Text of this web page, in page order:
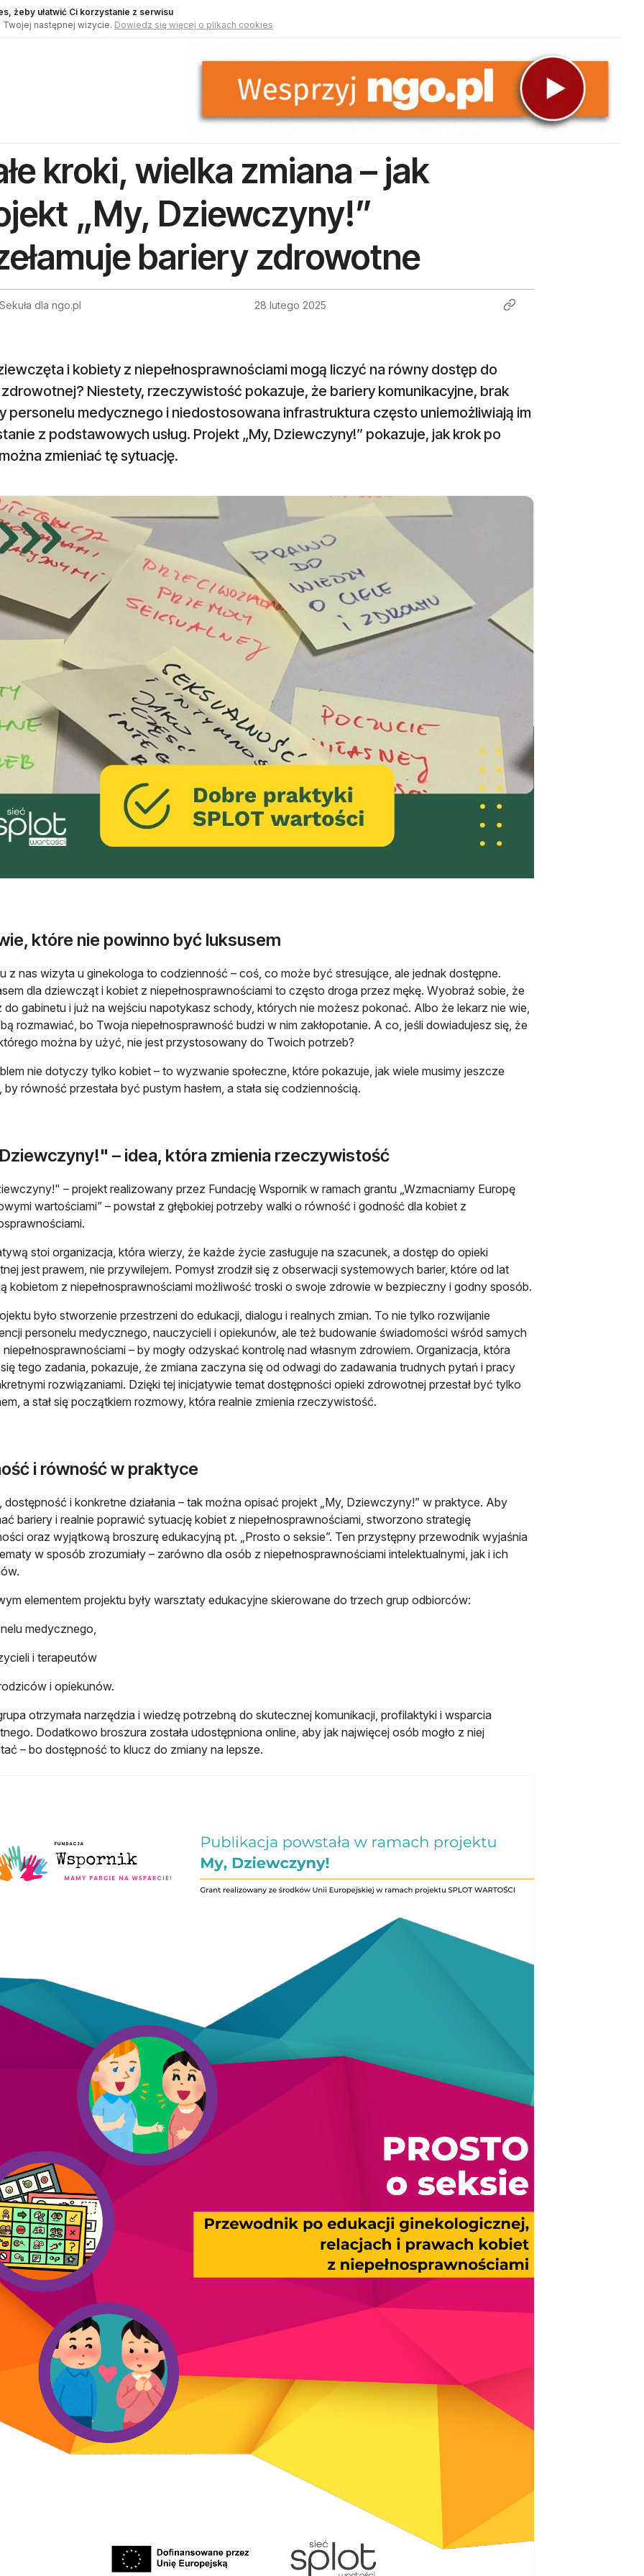
żeby ułatwić Ci korzystanie z serwisu
następnej wizycie. Dowiedz się więcej o plikach cookies
kroki, wielka zmiana – jak
„My, Dziewczyny!”
bariery zdrowotne
dla ngo.pl 28 lutego 2025
i kobiety z niepełnosprawnościami mogą liczyć na równy dostęp do
Niestety, rzeczywistość pokazuje, że bariery komunikacyjne, brak
personelu medycznego i niedostosowana infrastruktura często uniemożliwiają im
z podstawowych usług. Projekt „My, Dziewczyny!” pokazuje, jak krok po
zmieniać tę sytuację.
które nie powinno być luksusem
z nas wizyta u ginekologa to codzienność – coś, co może być stresujące, ale jednak dostępne.
dla dziewcząt i kobiet z niepełnosprawnościami to często droga przez mękę. Wyobraź sobie, że
do gabinetu i już na wejściu napotykasz schody, których nie możesz pokonać. Albo że lekarz nie wie,
rozmawiać, bo Twoja niepełnosprawność budzi w nim zakłopotanie. A co, jeśli dowiadujesz się, że
można by użyć, nie jest przystosowany do Twoich potrzeb?
nie dotyczy tylko kobiet – to wyzwanie społeczne, które pokazuje, jak wiele musimy jeszcze
by równość przestała być pustym hasłem, a stała się codziennością.
– idea, która zmienia rzeczywistość
– projekt realizowany przez Fundację Wspornik w ramach grantu „Wzmacniamy Europę
wartościami” – powstał z głębokiej potrzeby walki o równość i godność dla kobiet z
stoi organizacja, która wierzy, że każde życie zasługuje na szacunek, a dostęp do opieki
jest prawem, nie przywilejem. Pomysł zrodził się z obserwacji systemowych barier, które od lat
kobietom z niepełnosprawnościami możliwość troski o swoje zdrowie w bezpieczny i godny sposób.
było stworzenie przestrzeni do edukacji, dialogu i realnych zmian. To nie tylko rozwijanie
personelu medycznego, nauczycieli i opiekunów, ale też budowanie świadomości wśród samych
– by mogły odzyskać kontrolę nad własnym zdrowiem. Organizacja, która
się tego zadania, pokazuje, że zmiana zaczyna się od odwagi do zadawania trudnych pytań i pracy
rozwiązaniami. Dzięki tej inicjatywie temat dostępności opieki zdrowotnej przestał być tylko
a stał się początkiem rozmowy, która realnie zmienia rzeczywistość.
i równość w praktyce
dostępność i konkretne działania – tak można opisać projekt „My, Dziewczyny!” w praktyce. Aby
bariery i realnie poprawić sytuację kobiet z niepełnosprawnościami, stworzono strategię
oraz wyjątkową broszurę edukacyjną pt. „Prosto o seksie”. Ten przystępny przewodnik wyjaśnia
w sposób zrozumiały – zarówno dla osób z niepełnosprawnościami intelektualnymi, jak i ich
elementem projektu były warsztaty edukacyjne skierowane do trzech grup odbiorców:
medycznego,
i terapeutów
i opiekunów.
otrzymała narzędzia i wiedzę potrzebną do skutecznej komunikacji, profilaktyki i wsparcia
Dodatkowo broszura została udostępniona online, aby jak najwięcej osób mogło z niej
– bo dostępność to klucz do zmiany na lepsze.